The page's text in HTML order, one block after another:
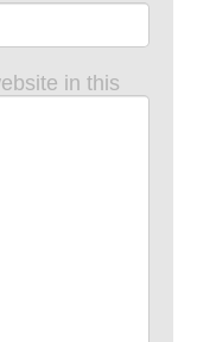
in this